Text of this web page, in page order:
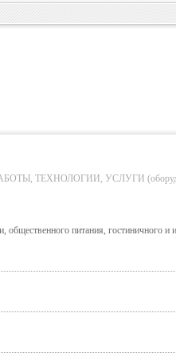
ТЕХНОЛОГИИ, УСЛУГИ
питания, гостиничного и